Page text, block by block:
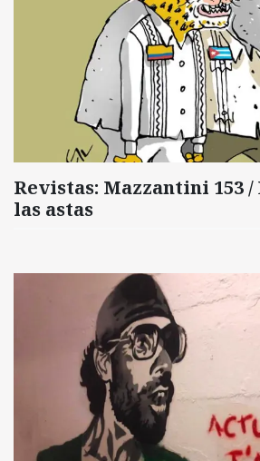
Revistas: Mazzantini 153
las astas